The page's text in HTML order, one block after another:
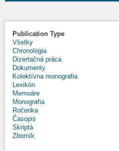
Publication Type
Všetky
Chronológia
Dizertačná práca
Dokumenty
Kolektívna monografia
Lexikón
Memoáre
Monografia
Ročenka
Časopis
Skriptá
Zborník